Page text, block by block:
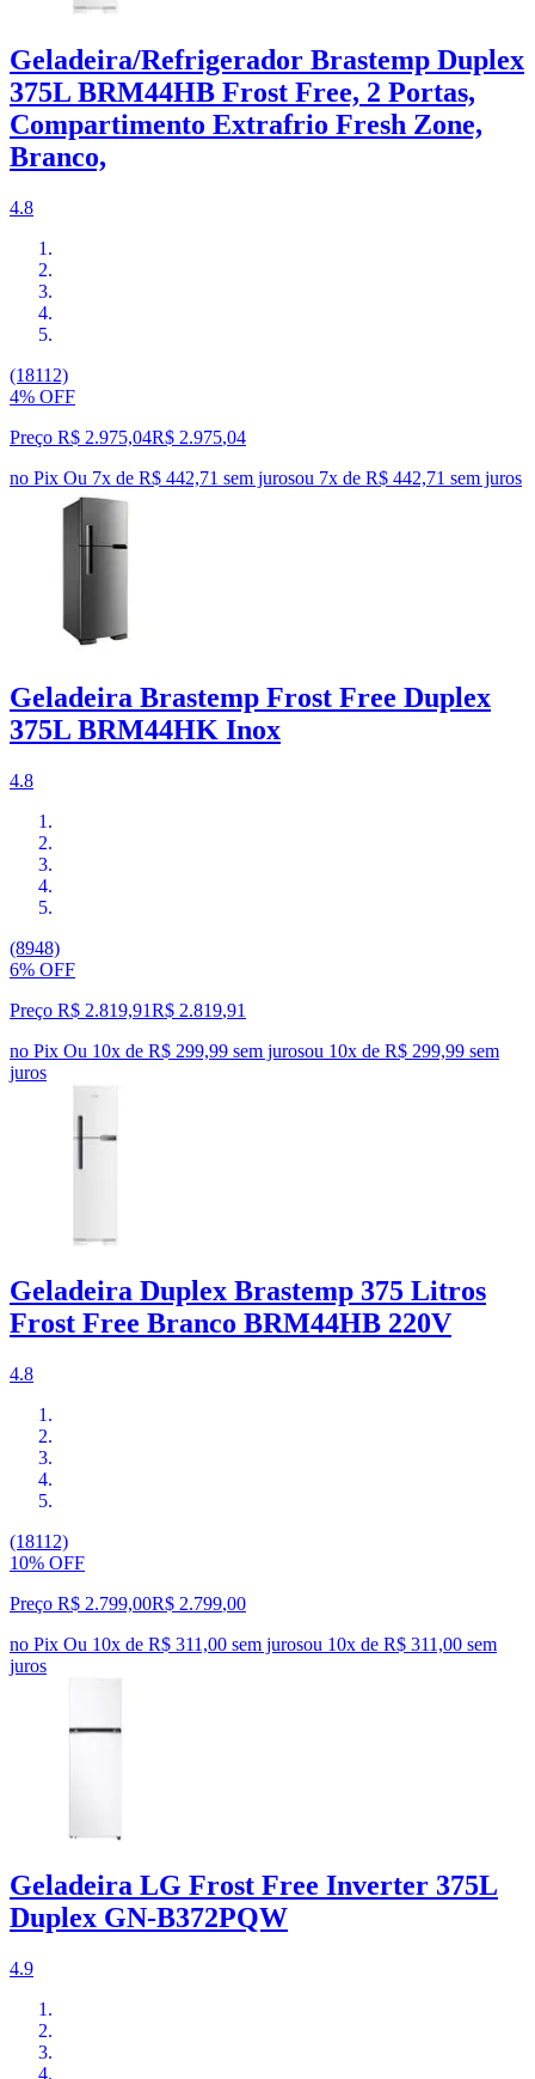
Geladeira/Refrigerador Brastemp Duplex
375L BRM44HB Frost Free, 2 Portas,
Compartimento Extrafrio Fresh Zone,
Branco,
4.8
(18112)
4% OFF
Preço R$ 2.975,04R$ 2.975,04
no Pix Ou 7x de R$ 442,71 sem jurosou 7x de R$ 442,71 sem juros
Geladeira Brastemp Frost Free Duplex
375L BRM44HK Inox
4.8
(8948)
6% OFF
Preço R$ 2.819,91R$ 2.819,91
no Pix Ou 10x de R$ 299,99 sem jurosou 10x de R$ 299,99 sem
juros
Geladeira Duplex Brastemp 375 Litros
Frost Free Branco BRM44HB 220V
4.8
(18112)
10% OFF
Preço R$ 2.799,00R$ 2.799,00
no Pix Ou 10x de R$ 311,00 sem jurosou 10x de R$ 311,00 sem
juros
Geladeira LG Frost Free Inverter 375L
Duplex GN-B372PQW
4.9